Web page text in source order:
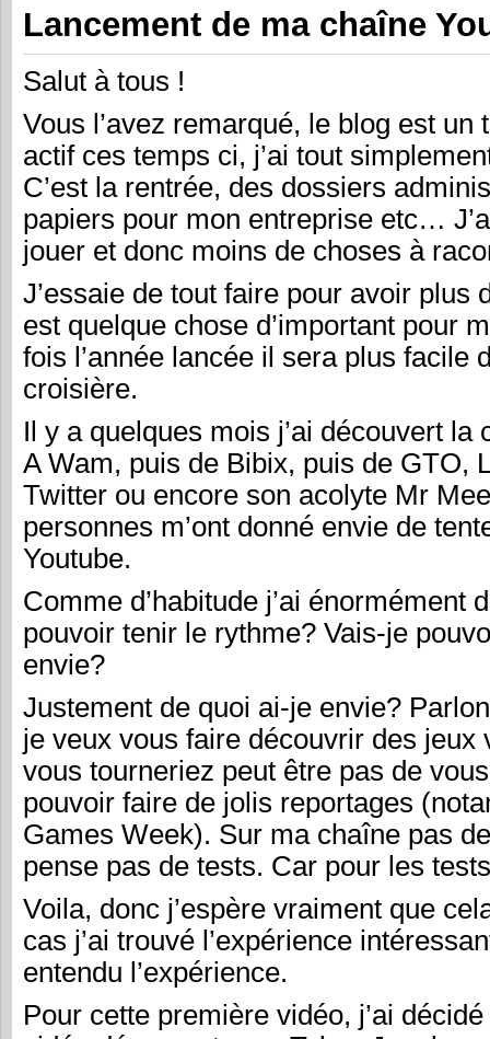
Lancement de ma chaîne
Salut à tous !
Vous l’avez remarqué, le blog est un
actif ces temps ci, j’ai tout
C’est la rentrée, des dossiers
papiers pour mon entreprise etc…
jouer et donc moins de choses à
J’essaie de tout faire pour avoir plus
est quelque chose d’important pour
fois l’année lancée il sera plus facile
croisière.
Il y a quelques mois j’ai découvert la
A Wam, puis de Bibix, puis de GTO,
Twitter ou encore son acolyte Mr
personnes m’ont donné envie de
Youtube.
Comme d’habitude j’ai énormément
pouvoir tenir le rythme? Vais-je
envie?
Justement de quoi ai-je envie?
je veux vous faire découvrir des jeux
vous tourneriez peut être pas de
pouvoir faire de jolis reportages
Games Week). Sur ma chaîne pas
pense pas de tests. Car pour les
Voila, donc j’espère vraiment que
cas j’ai trouvé l’expérience
entendu l’expérience.
Pour cette première vidéo, j’ai